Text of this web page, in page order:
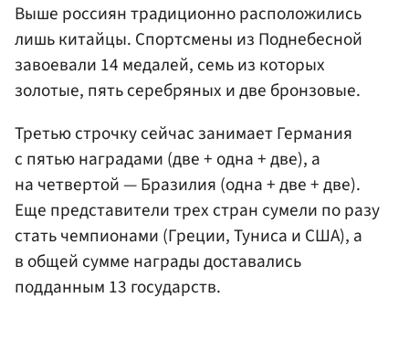
Выше россиян традиционно расположились
лишь китайцы. Спортсмены из Поднебесной
завоевали 14 медалей, семь из которых
золотые, пять серебряных и две бронзовые.
Третью строчку сейчас занимает Германия
с пятью наградами (две + одна + две), а
на четвертой — Бразилия (одна + две + две).
Еще представители трех стран сумели по разу
стать чемпионами (Греции, Туниса и США), а
в общей сумме награды доставались
подданным 13 государств.